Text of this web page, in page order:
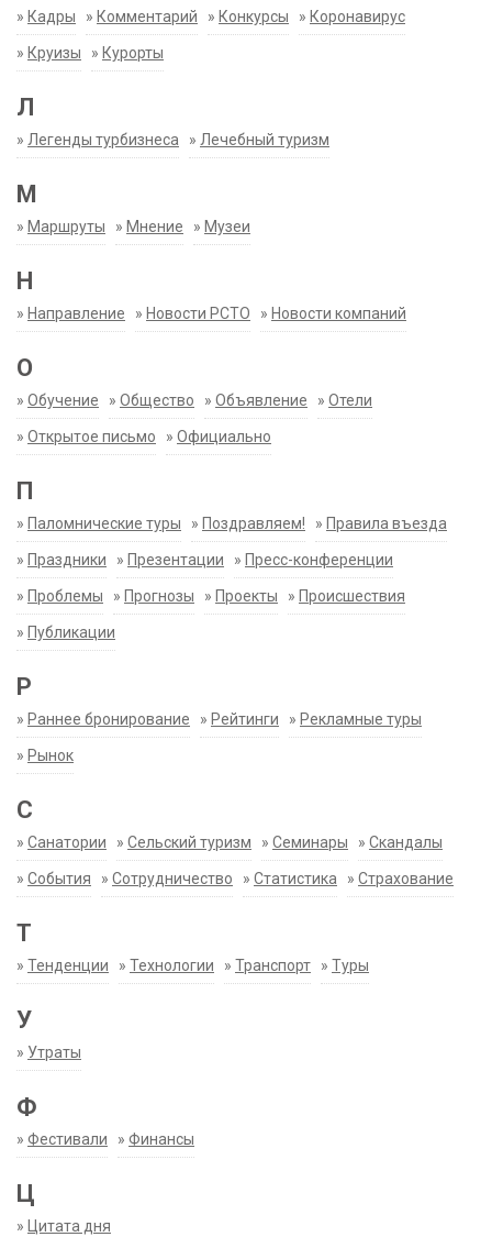
» Кадры » Комментарий » Конкурсы » Коронавирус
» Круизы » Курорты
Л
» Легенды турбизнеса » Лечебный туризм
М
» Маршруты » Мнение » Музеи
Н
» Направление » Новости РСТО » Новости компаний
О
» Обучение » Общество » Объявление » Отели
» Открытое письмо » Официально
П
» Паломнические туры » Поздравляем! » Правила въезда
» Праздники » Презентации » Пресс-конференции
» Проблемы » Прогнозы » Проекты » Происшествия
» Публикации
Р
» Раннее бронирование » Рейтинги » Рекламные туры
» Рынок
С
» Санатории » Сельский туризм » Семинары » Скандалы
» События » Сотрудничество » Статистика » Страхование
Т
» Тенденции » Технологии » Транспорт » Туры
У
» Утраты
Ф
» Фестивали » Финансы
Ц
» Цитата дня